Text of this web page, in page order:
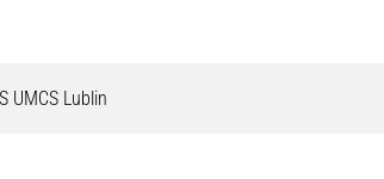
dwóch krążków zajęła 13 miejsce w